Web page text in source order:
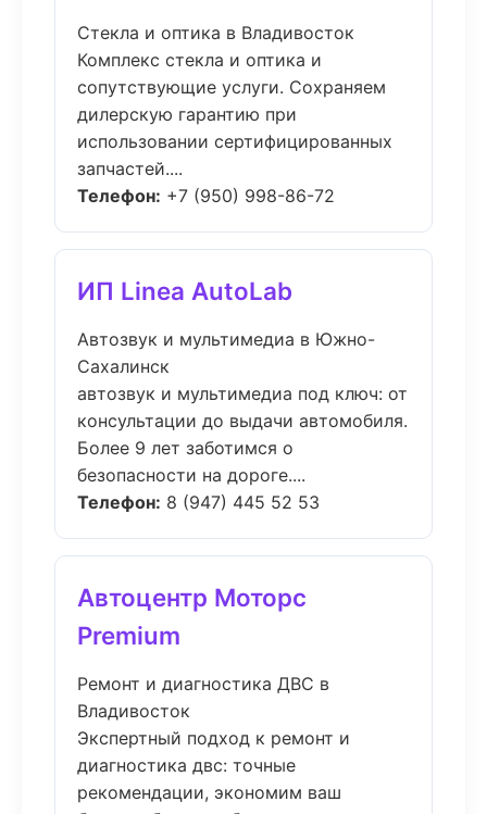
Стекла и оптика в Владивосток
Комплекс стекла и оптика и
сопутствующие услуги. Сохраняем
дилерскую гарантию при
использовании сертифицированных
запчастей....
Телефон: +7 (950) 998-86-72
ИП Linea AutoLab
Автозвук и мультимедиа в Южно-
Сахалинск
автозвук и мультимедиа под ключ: от
консультации до выдачи автомобиля.
Более 9 лет заботимся о
безопасности на дороге....
Телефон: 8 (947) 445 52 53
Автоцентр Моторс
Premium
Ремонт и диагностика ДВС в
Владивосток
Экспертный подход к ремонт и
диагностика двс: точные
рекомендации, экономим ваш